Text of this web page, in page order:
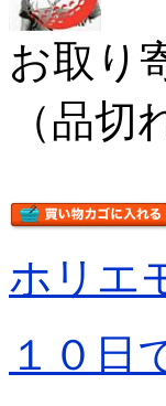
お取り
（品
ホリエ
１０日